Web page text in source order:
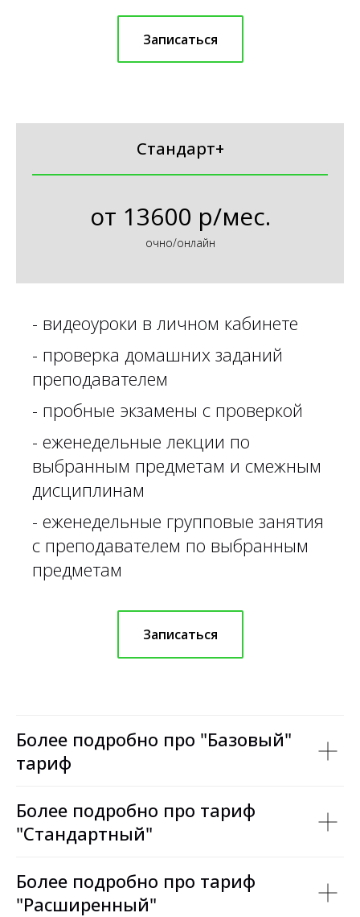
Записаться
Стандарт+
от 13600 р/мес.
очно/онлайн
- видеоуроки в личном кабинете
- проверка домашних заданий
преподавателем
- пробные экзамены с проверкой
- еженедельные лекции по
выбранным предметам и смежным
дисциплинам
- еженедельные групповые занятия
с преподавателем по выбранным
предметам
Записаться
Более подробно про "Базовый"
тариф
Более подробно про тариф
"Стандартный"
Более подробно про тариф
"Расширенный"